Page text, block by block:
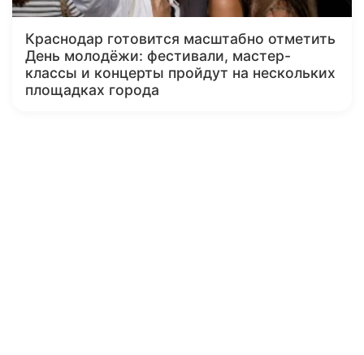
Краснодар готовится масштабно отметить
День молодёжи: фестивали, мастер-
классы и концерты пройдут на нескольких
площадках города